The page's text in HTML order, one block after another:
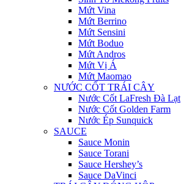
Mứt Vina
Mứt Berrino
Mứt Sensini
Mứt Boduo
Mứt Andros
Mứt Vị Á
Mứt Maomao
NƯỚC CỐT TRÁI CÂY
Nước Cốt LaFresh Đà Lạt
Nước Cốt Golden Farm
Nước Ép Sunquick
SAUCE
Sauce Monin
Sauce Torani
Sauce Hershey’s
Sauce DaVinci